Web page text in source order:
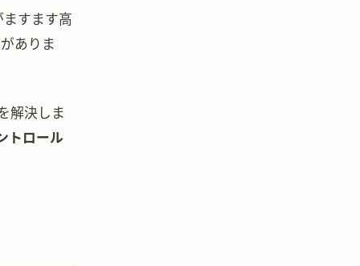
すます高
ありま
解決しま
トロール